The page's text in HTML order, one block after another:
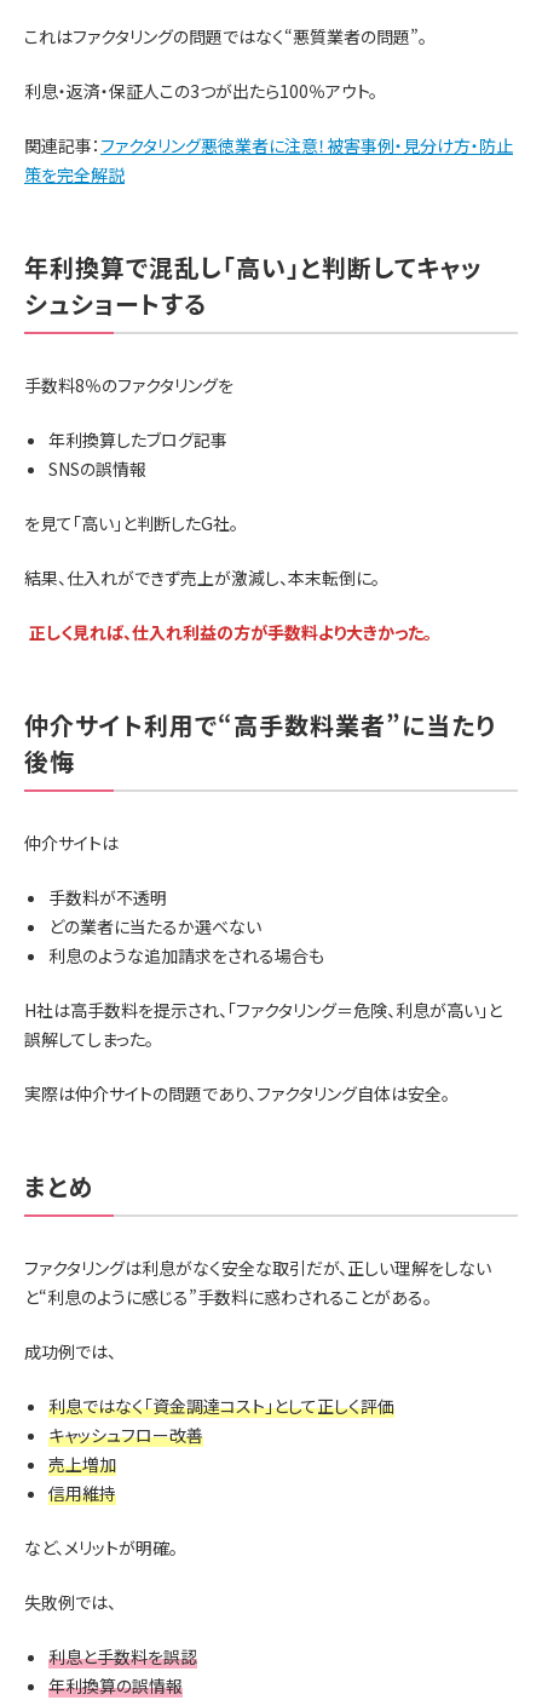
これはファクタリングの問題ではなく“悪質業者の問題”。
利息・返済・保証人この3つが出たら100％アウト。
関連記事： ファクタリング悪徳業者に注意！被害事例・見分け方・防止
策を完全解説
年利換算で混乱し「高い」と判断してキャッ
シュショートする
手数料8％のファクタリングを
年利換算したブログ記事
SNSの誤情報
を見て「高い」と判断したG社。
結果、仕入れができず売上が激減し、本末転倒に。
正しく見れば、仕入れ利益の方が手数料より大きかった。
仲介サイト利用で“高手数料業者”に当たり
後悔
仲介サイトは
手数料が不透明
どの業者に当たるか選べない
利息のような追加請求をされる場合も
H社は高手数料を提示され、「ファクタリング＝危険、利息が高い」と
誤解してしまった。
実際は仲介サイトの問題であり、ファクタリング自体は安全。
まとめ
ファクタリングは利息がなく安全な取引だが、正しい理解をしない
と“利息のように感じる”手数料に惑わされることがある。
成功例では、
利息ではなく「資金調達コスト」として正しく評価
キャッシュフロー改善
売上増加
信用維持
など、メリットが明確。
失敗例では、
利息と手数料を誤認
年利換算の誤情報